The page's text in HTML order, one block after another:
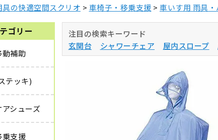
の快適空間スクリオ 車椅子・移乗支援 車いす用 雨具
ゴリー
動補助
テッキ)
シューズ
乗支援
注目の検索キーワード
玄関台
シャワーチェア 屋内スロープ